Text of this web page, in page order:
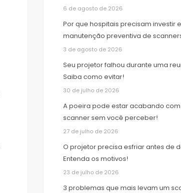
6 de agosto de 2026
Por que hospitais precisam investir
manutenção preventiva de
3 de agosto de 2026
Seu projetor falhou durante uma
Saiba como evitar!
30 de julho de 2026
A poeira pode estar acabando com
scanner sem você perceber!
27 de julho de 2026
O projetor precisa esfriar antes de
Entenda os motivos!
23 de julho de 2026
3 problemas que mais levam um